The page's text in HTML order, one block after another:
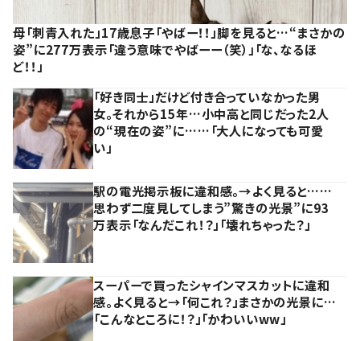
母「刺青入れた」17歳息子「やばー！！」脚を見ると…“まさかの
姿”に277万表示「違う意味でやばーー（笑）」「な、なるほ
ど！！」
「好き同士」だけど付き合っていなかった男
女。それから15年…小中高と同じだった2人
の“現在の姿”に……「大人になっても可愛
い」
駅の電光掲示板に違和感。→よく見ると……
思わず二度見してしまう”驚きの光景”に93
万表示「なんだこれ！？」「壊れちゃった？」
スーパーで買ったシャインマスカットに違和
感。よく見ると→「何これ？」まさかの光景に…
「こんなところに！？」「かわいいww」